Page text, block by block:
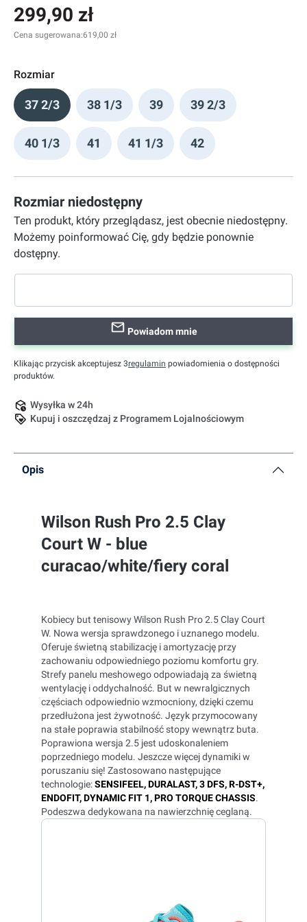
299,90 zł
Cena sugerowana:619,00 zł
Rozmiar
37 2/3 38 1/3 39 39 2/3
40 1/3 41 41 1/3 42
Rozmiar niedostępny
Ten produkt, który przeglądasz, jest obecnie niedostępny.
Możemy poinformować Cię, gdy będzie ponownie
dostępny.
Powiadom mnie
Klikając przycisk akceptujesz 3regulamin powiadomienia o dostępności
produktów.
Wysyłka w 24h
Kupuj i oszczędzaj z Programem Lojalnościowym
Opis
Wilson Rush Pro 2.5 Clay
Court W - blue
curacao/white/fiery coral
Kobiecy but tenisowy Wilson Rush Pro 2.5 Clay Court
W. Nowa wersja sprawdzonego i uznanego modelu.
Oferuje świetną stabilizację i amortyzację przy
zachowaniu odpowiedniego poziomu komfortu gry.
Strefy panelu meshowego odpowiadają za świetną
wentylację i oddychalność. But w newralgicznych
częściach odpowiednio wzmocniony, dzięki czemu
przedłużona jest żywotność. Język przymocowany
na stałe poprawia stabilność stopy wewnątrz buta.
Poprawiona wersja 2.5 jest udoskonaleniem
poprzedniego modelu. Jeszcze więcej dynamiki w
poruszaniu się! Zastosowano następujące
technologie:SENSIFEEL, DURALAST, 3 DFS, R-DST+,
ENDOFIT, DYNAMIC FIT 1, PRO TORQUE CHASSIS.
Podeszwa dedykowana na nawierzchnię ceglaną.